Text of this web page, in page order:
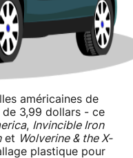
américaines de
de 3,99 dollars - ce
, Invincible Iron
et Wolverine & the X-
plastique pour